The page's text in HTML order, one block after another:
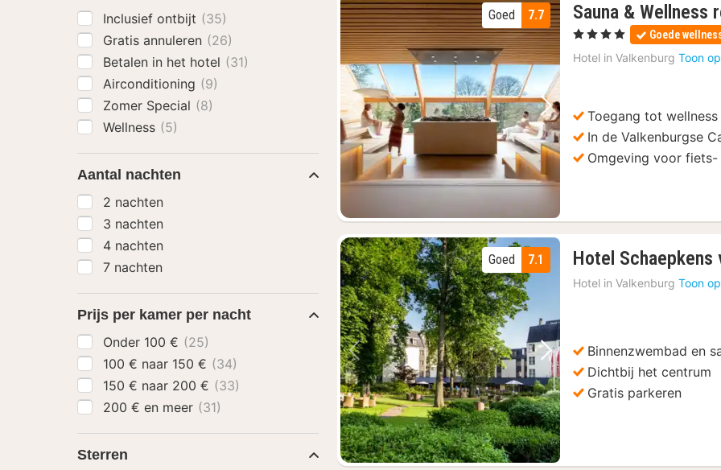
Vorige foto Volgende foto
7.7
Goed Sauna & Wellness
, 4 Sterren Goede
Hotel in Valkenburg Toon
Toegang tot
In de Valkenburgse
Omgeving voor
Vorige foto Volgende foto
7.1
Goed Hotel Schaepkens
Hotel in Valkenburg Toon
Binnenzwembad en
Dichtbij het centrum
Gratis parkeren
Inclusief ontbijt (35)
Gratis annuleren (26)
Betalen in het hotel (31)
Airconditioning (9)
Zomer Special (8)
Wellness (5)
Aantal nachten
2 nachten
3 nachten
4 nachten
7 nachten
Prijs per kamer per nacht
Onder 100 € (25)
100 € naar 150 € (34)
150 € naar 200 € (33)
200 € en meer (31)
Sterren